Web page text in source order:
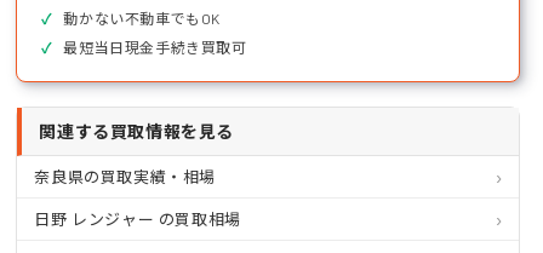
動かない不動車でもOK
最短当日現金手続き買取可
関連する買取情報を見る
奈良県の買取実績・相場
日野 レンジャー の買取相場